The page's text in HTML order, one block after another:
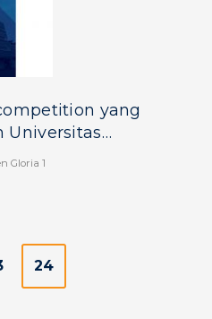
yang
Universitas
Gloria 1
24